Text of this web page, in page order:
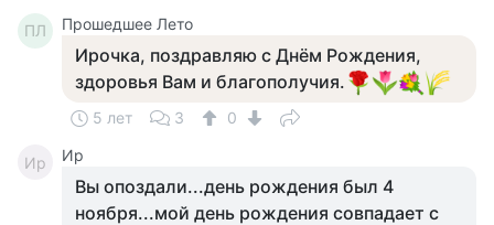
ПЛ Прошедшее Лето
Ирочка, поздравляю с Днём Рождения,
здоровья Вам и благополучия.
5 лет 3 0
Ир Ир
Вы опоздали...день рождения был 4
ноября...мой день рождения совпадает с